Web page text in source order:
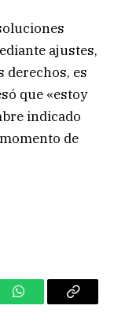
ajustes,
derechos, es
que «estoy
indicado
de
WhatsAppCopy